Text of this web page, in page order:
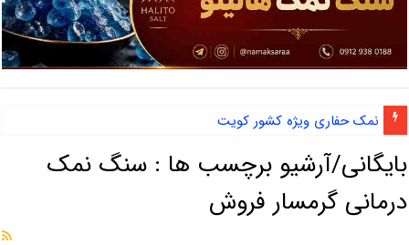
نمک حفاری ویژه کشور کویت
بایگانی/آرشیو برچسب ها : سنگ نمک
درمانی گرمسار فروش